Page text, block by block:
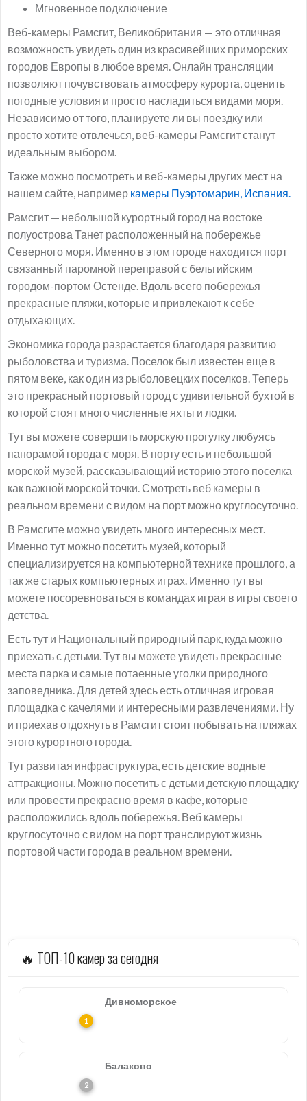
Мгновенное подключение
Веб-камеры Рамсгит, Великобритания — это отличная
возможность увидеть один из красивейших приморских
городов Европы в любое время. Онлайн трансляции
позволяют почувствовать атмосферу курорта, оценить
погодные условия и просто насладиться видами моря.
Независимо от того, планируете ли вы поездку или
просто хотите отвлечься, веб-камеры Рамсгит станут
идеальным выбором.
Также можно посмотреть и веб-камеры других мест на
нашем сайте, например камеры Пуэртомарин, Испания.
Рамсгит — небольшой курортный город на востоке
полуострова Танет расположенный на побережье
Северного моря. Именно в этом городе находится порт
связанный паромной переправой с бельгийским
городом-портом Остенде. Вдоль всего побережья
прекрасные пляжи, которые и привлекают к себе
отдыхающих.
Экономика города разрастается благодаря развитию
рыболовства и туризма. Поселок был известен еще в
пятом веке, как один из рыболовецких поселков. Теперь
это прекрасный портовый город с удивительной бухтой в
которой стоят много численные яхты и лодки.
Тут вы можете совершить морскую прогулку любуясь
панорамой города с моря. В порту есть и небольшой
морской музей, рассказывающий историю этого поселка
как важной морской точки. Смотреть веб камеры в
реальном времени с видом на порт можно круглосуточно.
В Рамсгите можно увидеть много интересных мест.
Именно тут можно посетить музей, который
специализируется на компьютерной технике прошлого, а
так же старых компьютерных играх. Именно тут вы
можете посоревноваться в командах играя в игры своего
детства.
Есть тут и Национальный природный парк, куда можно
приехать с детьми. Тут вы можете увидеть прекрасные
места парка и самые потаенные уголки природного
заповедника. Для детей здесь есть отличная игровая
площадка с качелями и интересными развлечениями. Ну
и приехав отдохнуть в Рамсгит стоит побывать на пляжах
этого курортного города.
Тут развитая инфраструктура, есть детские водные
аттракционы. Можно посетить с детьми детскую площадку
или провести прекрасно время в кафе, которые
расположились вдоль побережья. Веб камеры
круглосуточно с видом на порт транслируют жизнь
портовой части города в реальном времени.
🔥 ТОП-10 камер за сегодня
Дивноморское
Балаково